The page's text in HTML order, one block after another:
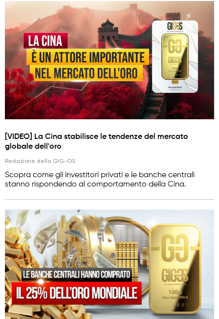
[VIDEO] La Cina stabilisce le tendenze del mercato
globale dell'oro
Redazione della GIG-OS
Scopra come gli investitori privati e le banche centrali
stanno rispondendo al comportamento della Cina.